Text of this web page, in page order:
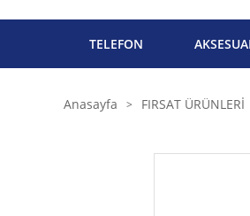
TELEFON
Anasayfa FIRSAT ÜRÜNLERİ